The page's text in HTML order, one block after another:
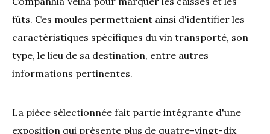
fûts. Ces moules permettaient ainsi d'identifier les
caractéristiques spécifiques du vin transporté, son
type, le lieu de sa destination, entre autres
informations pertinentes.
La pièce sélectionnée fait partie intégrante d'une
exposition qui présente plus de quatre-vingt-dix